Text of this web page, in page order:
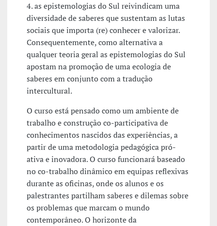
4. as epistemologias do Sul reivindicam uma
diversidade de saberes que sustentam as lutas
sociais que importa (re) conhecer e valorizar.
Consequentemente, como alternativa a
qualquer teoria geral as epistemologias do Sul
apostam na promoção de uma ecologia de
saberes em conjunto com a tradução
intercultural.
O curso está pensado como um ambiente de
trabalho e construção co-participativa de
conhecimentos nascidos das experiências, a
partir de uma metodologia pedagógica pró-
ativa e inovadora. O curso funcionará baseado
no co-trabalho dinâmico em equipas reflexivas
durante as oficinas, onde os alunos e os
palestrantes partilham saberes e dilemas sobre
os problemas que marcam o mundo
contemporâneo. O horizonte da